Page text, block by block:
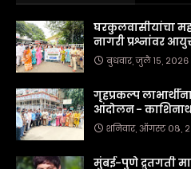
घरकुलवासीयांचा
नागरी प्रश्नांवर
बुधवार, जुलै १५, २०२६
गृहप्रकल्प
आंदोलन -
शनिवार, ऑगस्ट ०८,
मुंबई-पुणे द्रुतगती